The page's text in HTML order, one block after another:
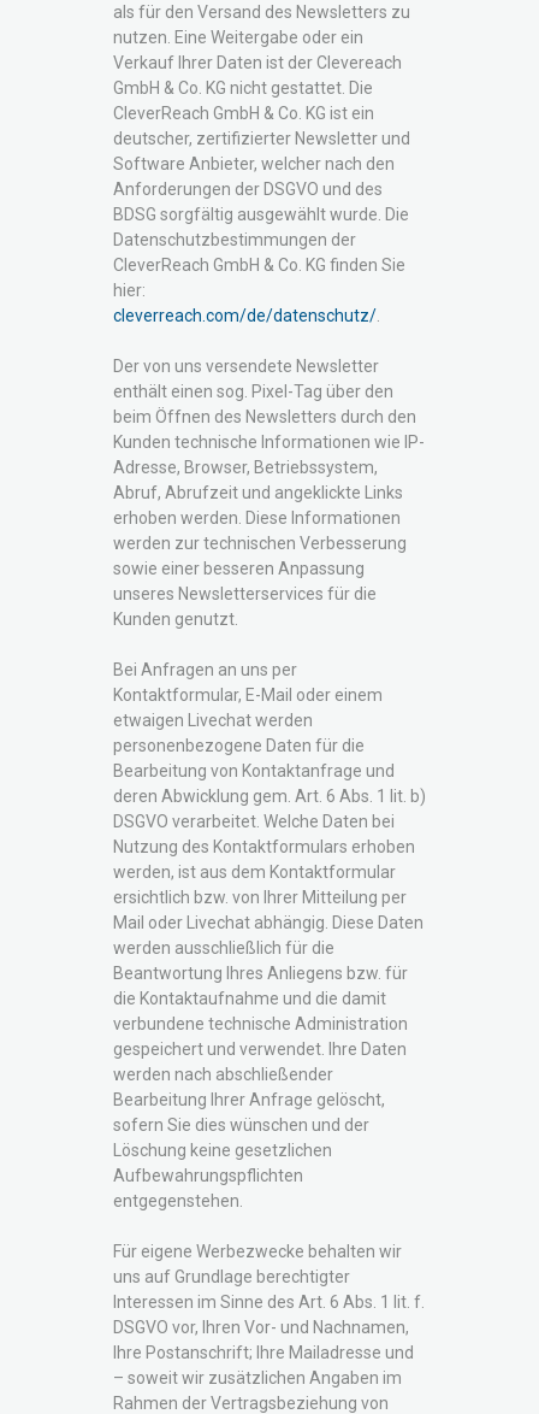
als für den Versand des Newsletters zu
nutzen. Eine Weitergabe oder ein
Verkauf Ihrer Daten ist der Clevereach
GmbH & Co. KG nicht gestattet. Die
CleverReach GmbH & Co. KG ist ein
deutscher, zertifizierter Newsletter und
Software Anbieter, welcher nach den
Anforderungen der DSGVO und des
BDSG sorgfältig ausgewählt wurde. Die
Datenschutzbestimmungen der
CleverReach GmbH & Co. KG finden Sie
hier:
cleverreach.com/de/datenschutz/
Der von uns versendete Newsletter
enthält einen sog. Pixel-Tag über den
beim Öffnen des Newsletters durch den
Kunden technische Informationen wie IP-
Adresse, Browser, Betriebssystem,
Abruf, Abrufzeit und angeklickte Links
erhoben werden. Diese Informationen
werden zur technischen Verbesserung
sowie einer besseren Anpassung
unseres Newsletterservices für die
Kunden genutzt.
Bei Anfragen an uns per
Kontaktformular, E-Mail oder einem
etwaigen Livechat werden
personenbezogene Daten für die
Bearbeitung von Kontaktanfrage und
deren Abwicklung gem. Art. 6 Abs. 1 lit. b)
DSGVO verarbeitet. Welche Daten bei
Nutzung des Kontaktformulars erhoben
werden, ist aus dem Kontaktformular
ersichtlich bzw. von Ihrer Mitteilung per
Mail oder Livechat abhängig. Diese Daten
werden ausschließlich für die
Beantwortung Ihres Anliegens bzw. für
die Kontaktaufnahme und die damit
verbundene technische Administration
gespeichert und verwendet. Ihre Daten
werden nach abschließender
Bearbeitung Ihrer Anfrage gelöscht,
sofern Sie dies wünschen und der
Löschung keine gesetzlichen
Aufbewahrungspflichten
entgegenstehen.
Für eigene Werbezwecke behalten wir
uns auf Grundlage berechtigter
Interessen im Sinne des Art. 6 Abs. 1 lit. f.
DSGVO vor, Ihren Vor- und Nachnamen,
Ihre Postanschrift; Ihre Mailadresse und
– soweit wir zusätzlichen Angaben im
Rahmen der Vertragsbeziehung von